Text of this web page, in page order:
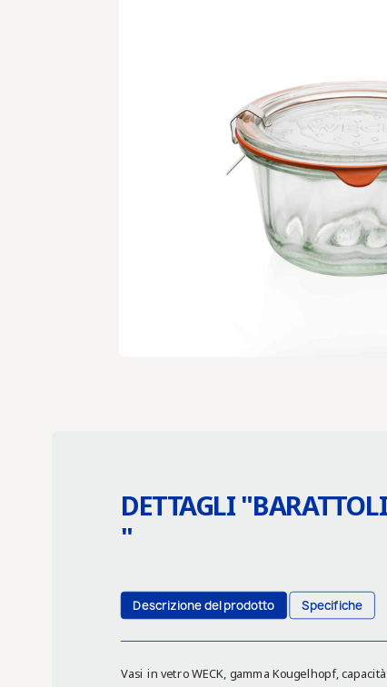
DETTAGLI "
"
Descrizione del prodotto Specifiche
Vasi in vetro WECK, gamma Kougelhopf,